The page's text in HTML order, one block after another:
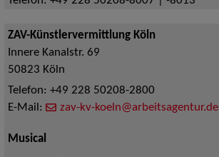
ZAV-Künstlervermittlung Köln
Innere Kanalstr. 69
50823 Köln
Telefon: +49 228 50208-2800
E-Mail:
zav-kv-koeln@arbeitsagentur.de
Musical